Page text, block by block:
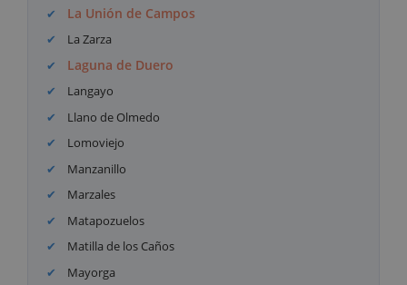
La Unión de Campos
La Zarza
Laguna de Duero
Langayo
Llano de Olmedo
Lomoviejo
Manzanillo
Marzales
Matapozuelos
Matilla de los Caños
Mayorga